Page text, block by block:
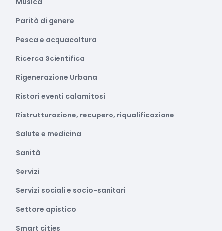
Musica
Parità di genere
Pesca e acquacoltura
Ricerca Scientifica
Rigenerazione Urbana
Ristori eventi calamitosi
Ristrutturazione, recupero, riqualificazione
Salute e medicina
Sanità
Servizi
Servizi sociali e socio-sanitari
Settore apistico
Smart cities